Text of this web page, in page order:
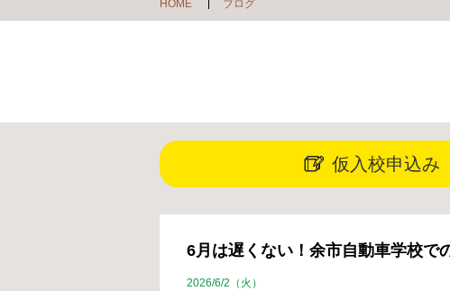
HOME ブログ
仮入校申込み
6月は遅くない！余市自動車学校で
2026/6/2（火）